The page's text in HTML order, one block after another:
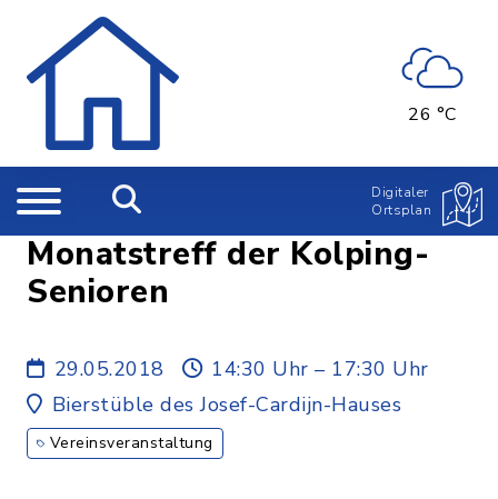
26 °C
Digitaler
Ortsplan
Monatstreff der Kolping-
Senioren
29.05.2018
14:30 Uhr – 17:30 Uhr
Bierstüble des Josef-Cardijn-Hauses
Vereinsveranstaltung